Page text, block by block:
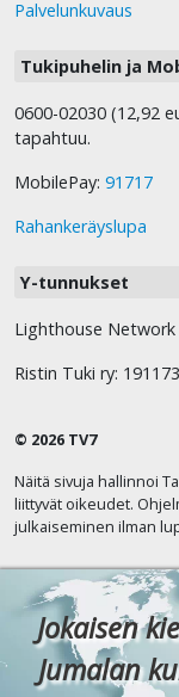
Palvelunkuvaus
Tukipuhelin ja
0600-02030 (12,92
tapahtuu.
MobilePay: 91717
Rahankeräyslupa
Y-tunnukset
Lighthouse Network
Ristin Tuki ry:
© 2026 TV7
Näitä sivuja hallinnoi
liittyvät oikeudet.
julkaiseminen ilman
Jokaisen
Jumalan